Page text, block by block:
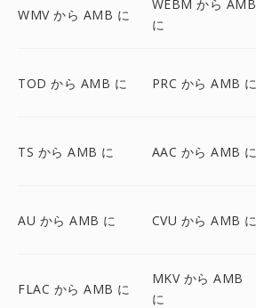
WMV から AMB に
WEBM から AMB
に
TOD から AMB に PRC から AMB に
TS から AMB に AAC から AMB に
AU から AMB に CVU から AMB に
FLAC から AMB に
MKV から AMB
に